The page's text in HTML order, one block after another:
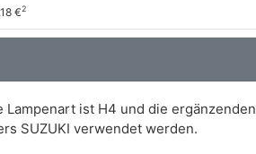
€2
Lampenart ist H4 und die ergänzenden
SUZUKI verwendet werden.